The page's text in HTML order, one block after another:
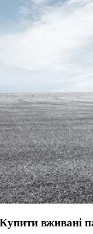
Купити вживані